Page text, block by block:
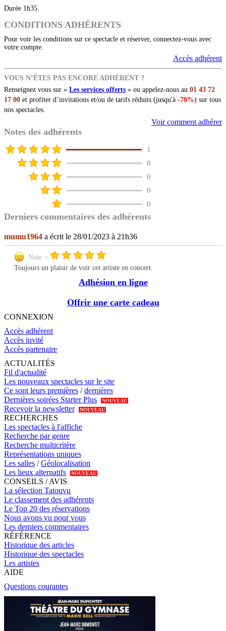
Durée 1h35.
CONDITIONS ADHÉRENTS
Pour voir les conditions sur ce spectacle et réserver, connectez-vous avec
votre compte.
Accès adhérent
VOUS N’ÊTES PAS ENCORE ADHÉRENT ?
Renseignez vous sur « Les services offerts » ou appelez-nous au 01 43 72
17 00 et profiter d’invitations et/ou de tarifs réduits (jusqu'à -70%) sur tous
nos spectacles.
Voir comment adhérer
Notes des adhérents
1
0
0
0
0
Derniers commentaires des adhérents
mumu1964 a écrit le 28/01/2023 à 21h36
Note =
Toujours un plaisir de voir cet artiste en concert.
Adhésion en ligne
Offrir une carte cadeau
CONNEXION
Accès adhérent
Accès invité
Accès partenaire
ACTUALITÉS
Fil d'actualité
Les nouveaux spectacles sur le site
Ce sont leurs premières /dernières
Dernières soirées Starter Plus
NOUVEAU
Recevoir la newsletter NOUVEAU
RECHERCHES
Les spectacles à l'affiche
Recherche par genre
Recherche multicritère
Représentations uniques
Les salles /Géolocalisation
Les lieux alternatifs
NOUVEAU
CONSEILS / AVIS
La sélection Tatouvu
Le classement des adhérents
Le Top 20 des réservations
Nous avons vu pour vous
Les derniers commentaires
RÉFÉRENCE
Historique des articles
Historique des spectacles
Les artistes
AIDE
Questions courantes